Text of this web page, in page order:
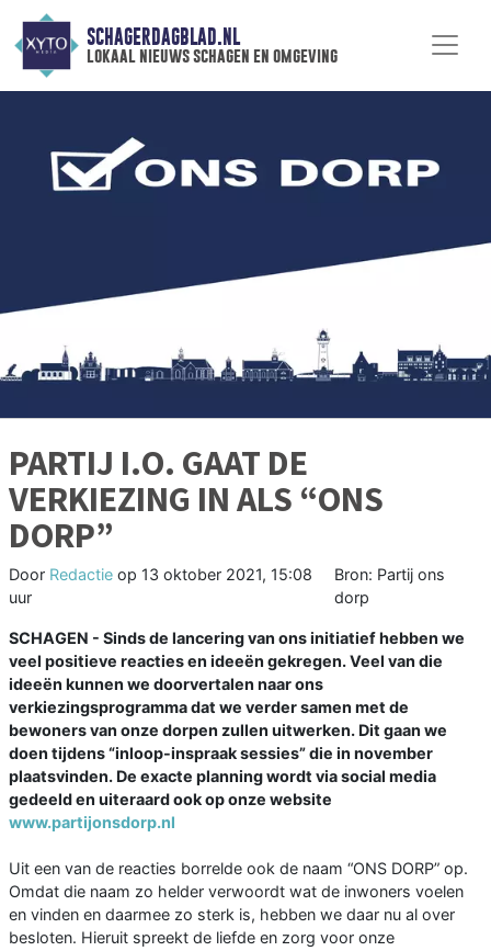
SCHAGERDAGBLAD.NL
lokaal nieuws schagen en omgeving
PARTIJ I.O. GAAT DE
VERKIEZING IN ALS “ONS
DORP”
Door Redactie op 13 oktober 2021, 15:08
uur
Bron: Partij ons
dorp
SCHAGEN - Sinds de lancering van ons initiatief hebben we
veel positieve reacties en ideeën gekregen. Veel van die
ideeën kunnen we doorvertalen naar ons
verkiezingsprogramma dat we verder samen met de
bewoners van onze dorpen zullen uitwerken. Dit gaan we
doen tijdens “inloop-inspraak sessies” die in november
plaatsvinden. De exacte planning wordt via social media
gedeeld en uiteraard ook op onze website
www.partijonsdorp.nl
Uit een van de reacties borrelde ook de naam “ONS DORP” op.
Omdat die naam zo helder verwoordt wat de inwoners voelen
en vinden en daarmee zo sterk is, hebben we daar nu al over
besloten. Hieruit spreekt de liefde en zorg voor onze